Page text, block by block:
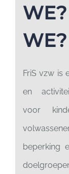
WE?
FriS vzw is
en
voor
beperking